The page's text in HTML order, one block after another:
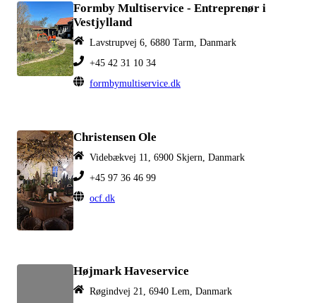
Formby Multiservice - Entreprenør i
Vestjylland
Lavstrupvej 6, 6880 Tarm, Danmark
+45 42 31 10 34
formbymultiservice.dk
Christensen Ole
Videbækvej 11, 6900 Skjern, Danmark
+45 97 36 46 99
ocf.dk
Højmark Haveservice
Røgindvej 21, 6940 Lem, Danmark